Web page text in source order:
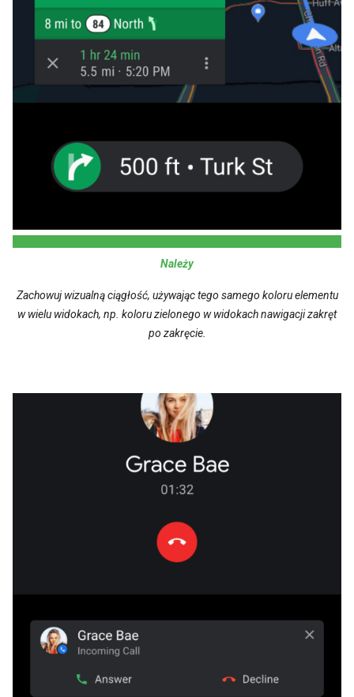
Należy
Zachowuj wizualną ciągłość, używając tego samego koloru elementu
w wielu widokach, np. koloru zielonego w widokach nawigacji zakręt
po zakręcie.